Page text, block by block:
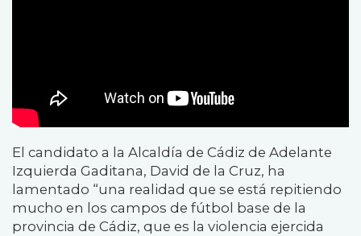
El candidato a la Alcaldía de Cádiz de Adelante
Izquierda Gaditana, David de la Cruz, ha
lamentado “una realidad que se está repitiendo
mucho en los campos de fútbol base de la
provincia de Cádiz, que es la violencia ejercida